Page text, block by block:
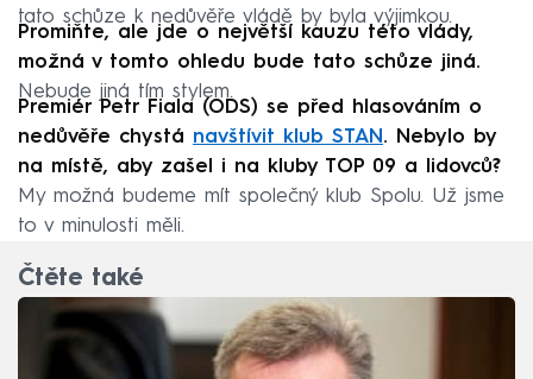
tato schůze k nedůvěře vládě by byla výjimkou.
Promiňte, ale jde o největší kauzu této vlády,
možná v tomto ohledu bude tato schůze jiná.
Nebude jiná tím stylem.
Premiér Petr Fiala (ODS) se před hlasováním o
nedůvěře chystá navštívit klub STAN . Nebylo by
na místě, aby zašel i na kluby TOP 09 a lidovců?
My možná budeme mít společný klub Spolu. Už jsme
to v minulosti měli.
Čtěte také